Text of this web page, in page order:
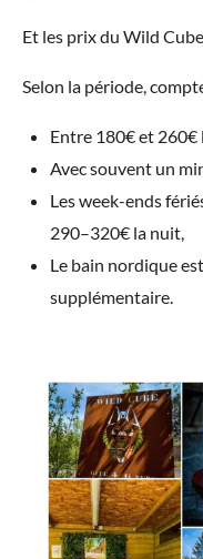
Et les prix du Wild
Selon la période,
Entre 180€ et 260€
Avec souvent un
Les week-ends
290–320€ la nuit,
Le bain nordique
supplémentaire.